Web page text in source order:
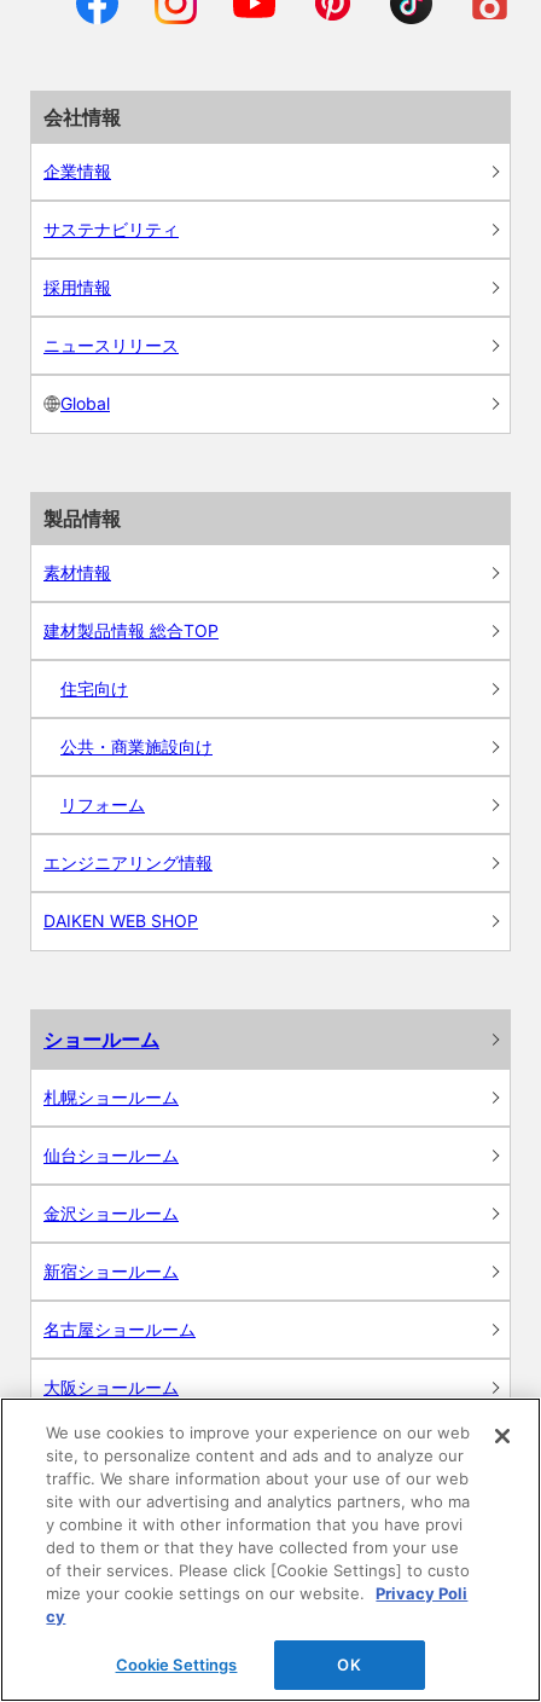
会社情報
企業情報
サステナビリティ
採用情報
ニュースリリース
Global
製品情報
素材情報
建材製品情報 総合TOP
住宅向け
公共・商業施設向け
リフォーム
エンジニアリング情報
DAIKEN WEB SHOP
ショールーム
札幌ショールーム
仙台ショールーム
金沢ショールーム
新宿ショールーム
名古屋ショールーム
大阪ショールーム
広島ショールーム
高松ショールーム
福岡ショールーム
サポート
We use cookies to improve your experience on our web
site, to personalize content and ads and to analyze our
traffic. We share information about your use of our web
site with our advertising and analytics partners, who ma
y combine it with other information that you have provi
ded to them or that they have collected from your use
of their services. Please click [Cookie Settings] to custo
mize your cookie settings on our website.
Privacy Poli
cy
Cookie Settings OK